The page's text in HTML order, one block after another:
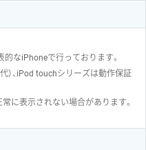
的なiPhoneで行っております。
）、iPod touchシリーズは動作保証
に表示されない場合があります。